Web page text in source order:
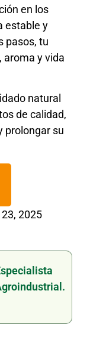
en los
estable y
pasos, tu
aroma y vida
natural
de calidad,
prolongar su
2025